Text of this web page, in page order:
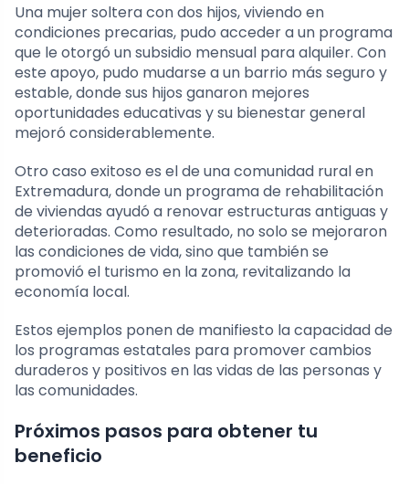
Una mujer soltera con dos hijos, viviendo en
condiciones precarias, pudo acceder a un programa
que le otorgó un subsidio mensual para alquiler. Con
este apoyo, pudo mudarse a un barrio más seguro y
estable, donde sus hijos ganaron mejores
oportunidades educativas y su bienestar general
mejoró considerablemente.
Otro caso exitoso es el de una comunidad rural en
Extremadura, donde un programa de rehabilitación
de viviendas ayudó a renovar estructuras antiguas y
deterioradas. Como resultado, no solo se mejoraron
las condiciones de vida, sino que también se
promovió el turismo en la zona, revitalizando la
economía local.
Estos ejemplos ponen de manifiesto la capacidad de
los programas estatales para promover cambios
duraderos y positivos en las vidas de las personas y
las comunidades.
Próximos pasos para obtener tu
beneficio